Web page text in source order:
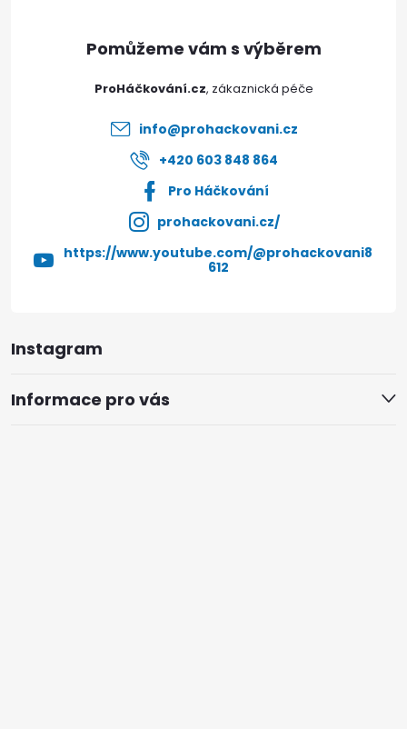
Instagram
Informace pro vás
ProHáčkování.cz
info@prohackovani.cz
+420 603 848 864
Pro Háčkování
prohackovani.cz/
https://www.youtube.com/@prohackovani8
612